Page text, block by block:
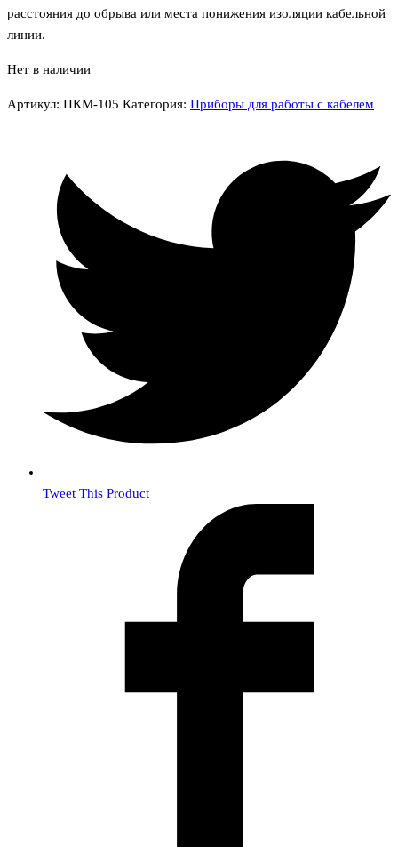
расстояния до обрыва или места понижения изоляции кабельной
линии.
Нет в наличии
Артикул: ПКМ-105 Категория: Приборы для работы с кабелем
Tweet This Product